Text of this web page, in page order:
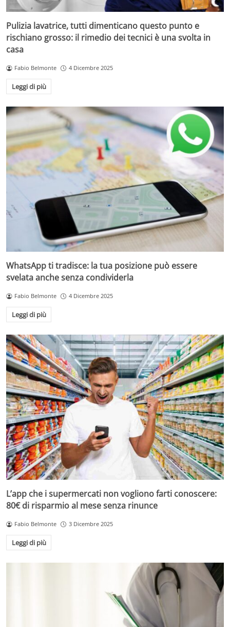
Pulizia lavatrice, tutti dimenticano questo punto e
rischiano grosso: il rimedio dei tecnici è una svolta in
casa
Fabio Belmonte 4 Dicembre 2025
Leggi di più
WhatsApp ti tradisce: la tua posizione può essere
svelata anche senza condividerla
Fabio Belmonte 4 Dicembre 2025
Leggi di più
L’app che i supermercati non vogliono farti conoscere:
80€ di risparmio al mese senza rinunce
Fabio Belmonte 3 Dicembre 2025
Leggi di più